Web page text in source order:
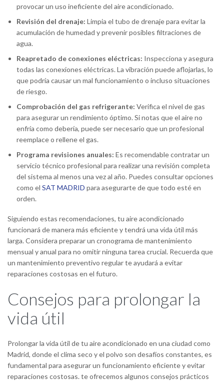
provocar un uso ineficiente del aire acondicionado.
Revisión del drenaje: Limpia el tubo de drenaje para evitar la
acumulación de humedad y prevenir posibles filtraciones de
agua.
Reapretado de conexiones eléctricas: Inspecciona y asegura
todas las conexiones eléctricas. La vibración puede aflojarlas, lo
que podría causar un mal funcionamiento o incluso situaciones
de riesgo.
Comprobación del gas refrigerante: Verifica el nivel de gas
para asegurar un rendimiento óptimo. Si notas que el aire no
enfría como debería, puede ser necesario que un profesional
reemplace o rellene el gas.
Programa revisiones anuales: Es recomendable contratar un
servicio técnico profesional para realizar una revisión completa
del sistema al menos una vez al año. Puedes consultar opciones
como elSAT MADRID para asegurarte de que todo esté en
orden.
Siguiendo estas recomendaciones, tu aire acondicionado
funcionará de manera más eficiente y tendrá una vida útil más
larga. Considera preparar un cronograma de mantenimiento
mensual y anual para no omitir ninguna tarea crucial. Recuerda que
un mantenimiento preventivo regular te ayudará a evitar
reparaciones costosas en el futuro.
Consejos para prolongar la
vida útil
Prolongar la vida útil de tu aire acondicionado en una ciudad como
Madrid, donde el clima seco y el polvo son desafíos constantes, es
fundamental para asegurar un funcionamiento eficiente y evitar
reparaciones costosas. te ofrecemos algunos consejos prácticos